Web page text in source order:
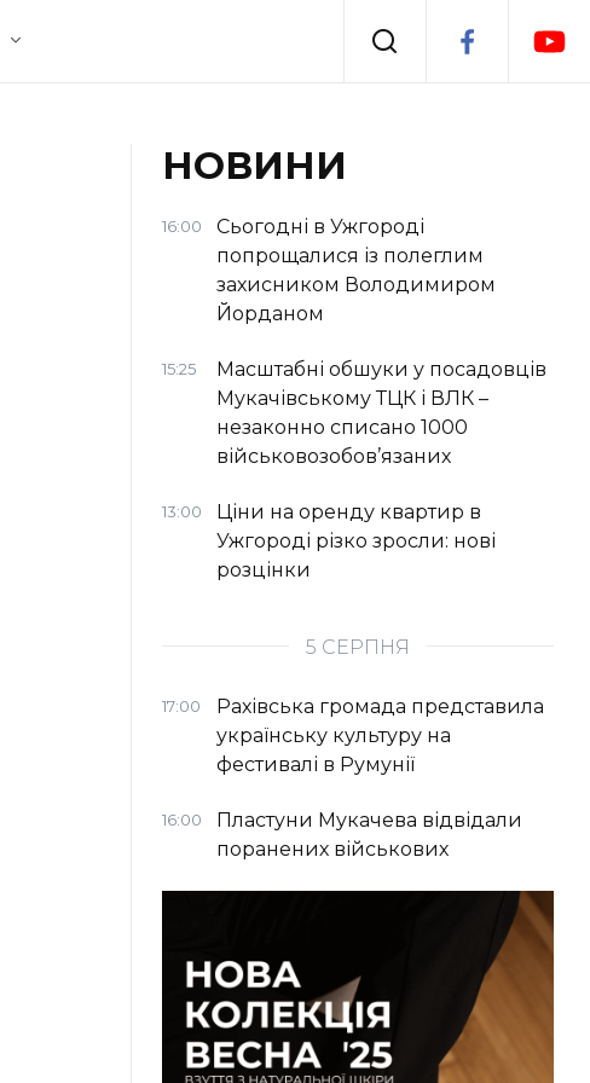
Події
НОВИНИ
16:00
Сьогодні в Ужгороді
попрощалися із полеглим
захисником Володимиром
Йорданом
15:25
Масштабні обшуки у посадовців
Мукачівському ТЦК і ВЛК –
незаконно списано 1000
військовозобов’язаних
13:00
Ціни на оренду квартир в
Ужгороді різко зросли: нові
розцінки
5 СЕРПНЯ
17:00
Рахівська громада представила
українську культуру на
фестивалі в Румунії
16:00
Пластуни Мукачева відвідали
поранених військових